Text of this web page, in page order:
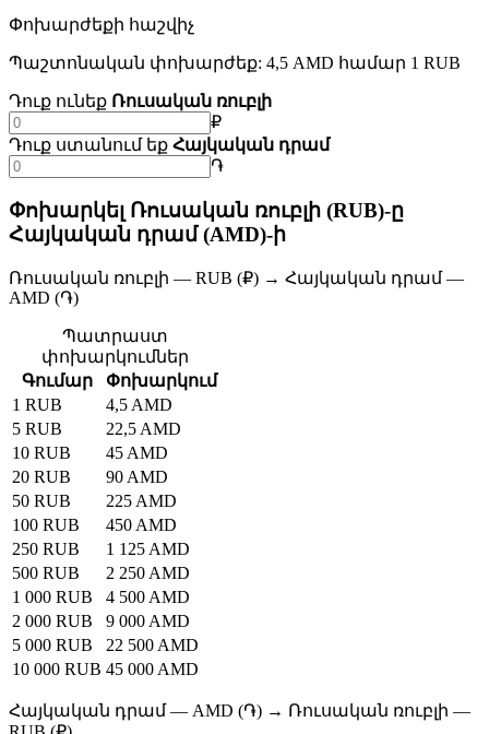
Փոխարժեքի հաշվիչ
Պաշտոնական փոխարժեք: 4,5 AMD համար 1 RUB
Դուք ունեք Ռուսական ռուբլի
₽
Դուք ստանում եք Հայկական դրամ
֏
Փոխարկել Ռուսական ռուբլի (RUB)-ը
Հայկական դրամ (AMD)-ի
Ռուսական ռուբլի — RUB (₽) → Հայկական դրամ —
AMD (֏)
Պատրաստ
փոխարկումներ
Գումար
Փոխարկում
1 RUB
4,5 AMD
5 RUB
22,5 AMD
10 RUB
45 AMD
20 RUB
90 AMD
50 RUB
225 AMD
100 RUB
450 AMD
250 RUB
1 125 AMD
500 RUB
2 250 AMD
1 000 RUB
4 500 AMD
2 000 RUB
9 000 AMD
5 000 RUB
22 500 AMD
10 000 RUB 45 000 AMD
Հայկական դրամ — AMD (֏) → Ռուսական ռուբլի —